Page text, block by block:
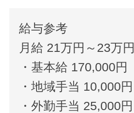
給与参考
月給 21万円～23万円
・基本給 170,000円
・地域手当 10,000円
・外勤手当 25,000円